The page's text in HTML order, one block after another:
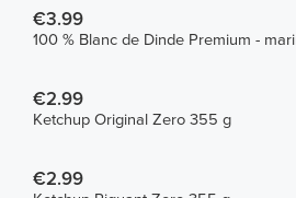
€3.99
100 % Blanc de Dinde Premium -
€2.99
Ketchup Original Zero 355 g
€2.99